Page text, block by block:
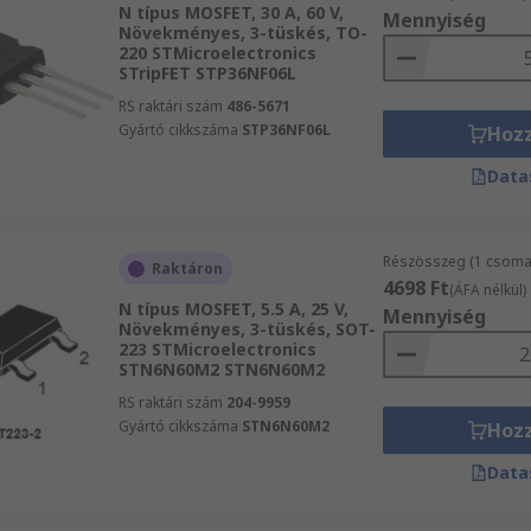
melyek szabadon mozoghatnak. Ez a
a kaputerminálra.
tartalmaz. A P-csatornás MOSFET-EK
adott feszültség alacsonyabb a forrásfeszültségnél.
és egyéb memória-összetevőkben
az áramkörökben.
N típus MOSFET, 30 A, 60 V,
Növekményes, 3-tüskés, TO-
220 STMicroelectronics
STripFET STP36NF06L
RS raktári szám 486-5671
Gyártó cikkszáma STP36NF06L
Mennyiség
Raktáron
N típus MOSFET, 5.5 A, 25 V,
Növekményes, 3-tüskés, SOT-
223 STMicroelectronics
STN6N60M2 STN6N60M2
RS raktári szám 204-9959
Gyártó cikkszáma STN6N60M2
Részösszeg (1
4698 Ft(ÁFA nélkül)
Mennyiség